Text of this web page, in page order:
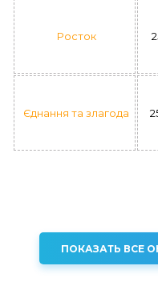
Росток
Єднання та злагода
ПОКАЗАТЬ ВСЕ